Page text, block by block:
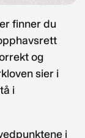
finner du
og
sier i
i
i